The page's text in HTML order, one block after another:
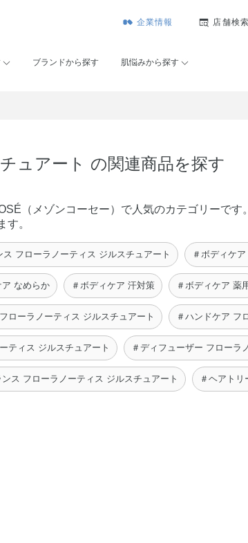
企業情報 店舗検索
ブランドから探す 肌悩みから探す
ュアート の関連商品を探す
（メゾンコーセー）で人気のカテゴリーで
す。
ス フローラノーティス ジルスチュアート ＃ボディケ
ア なめらか ＃ボディケア 汗対策 ＃ボディケア 薬
ローラノーティス ジルスチュアート ＃ハンドケア フ
ティス ジルスチュアート ＃ディフューザー フローラ
ス フローラノーティス ジルスチュアート ＃ヘアト